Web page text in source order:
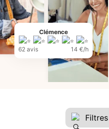
Clémence
62 avis 14 €/h
Filtres